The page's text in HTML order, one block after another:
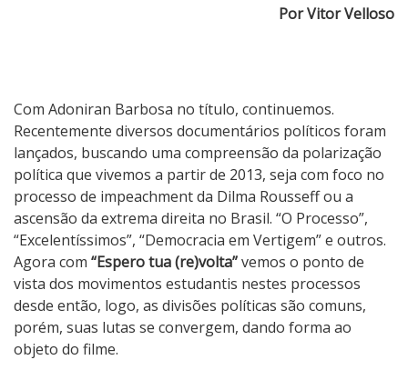
Por Vitor Velloso
Com Adoniran Barbosa no título, continuemos.
Recentemente diversos documentários políticos foram
lançados, buscando uma compreensão da polarização
política que vivemos a partir de 2013, seja com foco no
processo de impeachment da Dilma Rousseff ou a
ascensão da extrema direita no Brasil. “O Processo”,
“Excelentíssimos”, “Democracia em Vertigem” e outros.
Agora com “Espero tua (re)volta”vemos o ponto de
vista dos movimentos estudantis nestes processos
desde então, logo, as divisões políticas são comuns,
porém, suas lutas se convergem, dando forma ao
objeto do filme.